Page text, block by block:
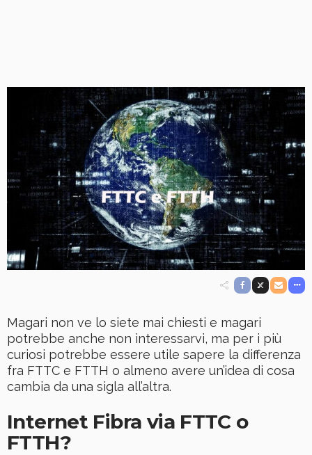
Magari non ve lo siete mai chiesti e magari
potrebbe anche non interessarvi, ma per i più
curiosi potrebbe essere utile sapere la differenza
fra FTTC e FTTH o almeno avere un’idea di cosa
cambia da una sigla all’altra.
Internet Fibra via FTTC o
FTTH?